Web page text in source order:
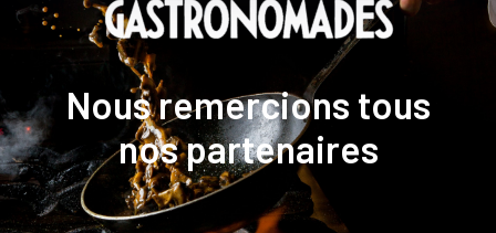
Nous remercions tous
nos partenaires